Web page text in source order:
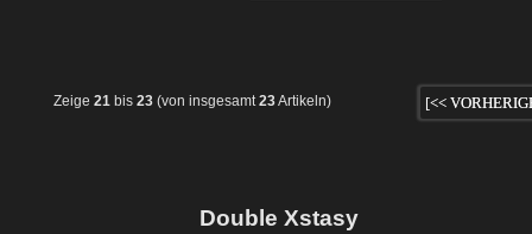
Zeige 21 bis 23 (von insgesamt 23Artikeln) [<<
Double Xstasy